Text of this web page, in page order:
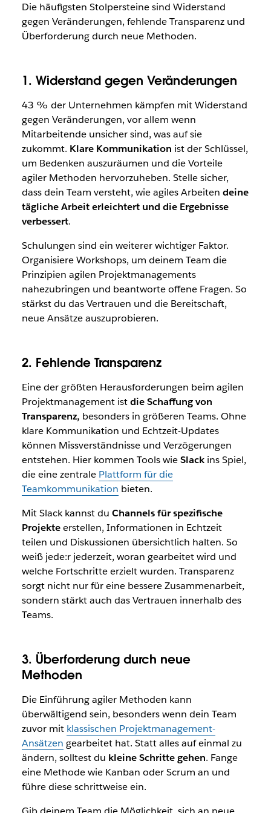
Die häufigsten Stolpersteine sind Widerstand
gegen Veränderungen, fehlende Transparenz und
Überforderung durch neue Methoden.
1. Widerstand gegen Veränderungen
43 % der Unternehmen kämpfen mit Widerstand
gegen Veränderungen, vor allem wenn
Mitarbeitende unsicher sind, was auf sie
zukommt. Klare Kommunikation ist der Schlüssel,
um Bedenken auszuräumen und die Vorteile
agiler Methoden hervorzuheben. Stelle sicher,
dass dein Team versteht, wie agiles Arbeiten deine
tägliche Arbeit erleichtert und die Ergebnisse
verbessert.
Schulungen sind ein weiterer wichtiger Faktor.
Organisiere Workshops, um deinem Team die
Prinzipien agilen Projektmanagements
nahezubringen und beantworte offene Fragen. So
stärkst du das Vertrauen und die Bereitschaft,
neue Ansätze auszuprobieren.
2. Fehlende Transparenz
Eine der größten Herausforderungen beim agilen
Projektmanagement istdie Schaffung von
Transparenz, besonders in größeren Teams. Ohne
klare Kommunikation und Echtzeit-Updates
können Missverständnisse und Verzögerungen
entstehen. Hier kommen Tools wieSlackins Spiel,
die eine zentrale Plattform für die
Teamkommunikation bieten.
Mit Slack kannst du Channels für spezifische
Projekteerstellen, Informationen in Echtzeit
teilen und Diskussionen übersichtlich halten. So
weiß jede:r jederzeit, woran gearbeitet wird und
welche Fortschritte erzielt wurden. Transparenz
sorgt nicht nur für eine bessere Zusammenarbeit,
sondern stärkt auch das Vertrauen innerhalb des
Teams.
3. Überforderung durch neue
Methoden
Die Einführung agiler Methoden kann
überwältigend sein, besonders wenn dein Team
zuvor mit klassischen Projektmanagement-
Ansätzen gearbeitet hat. Statt alles auf einmal zu
ändern, solltest du kleine Schritte gehen. Fange
eine Methode wie Kanban oder Scrum an und
führe diese schrittweise ein.